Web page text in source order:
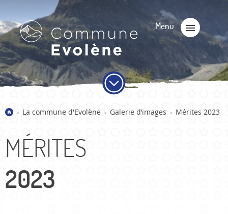
> La commune d'Evolène > Galerie d’images > Mérites 2023
MÉRITES
2023